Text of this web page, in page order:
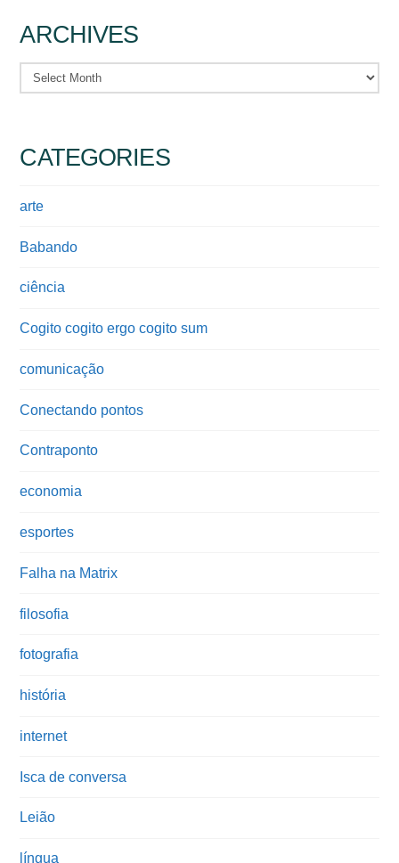
ARCHIVES
Archives
CATEGORIES
arte
Babando
ciência
Cogito cogito ergo cogito sum
comunicação
Conectando pontos
Contraponto
economia
esportes
Falha na Matrix
filosofia
fotografia
história
internet
Isca de conversa
Leião
língua